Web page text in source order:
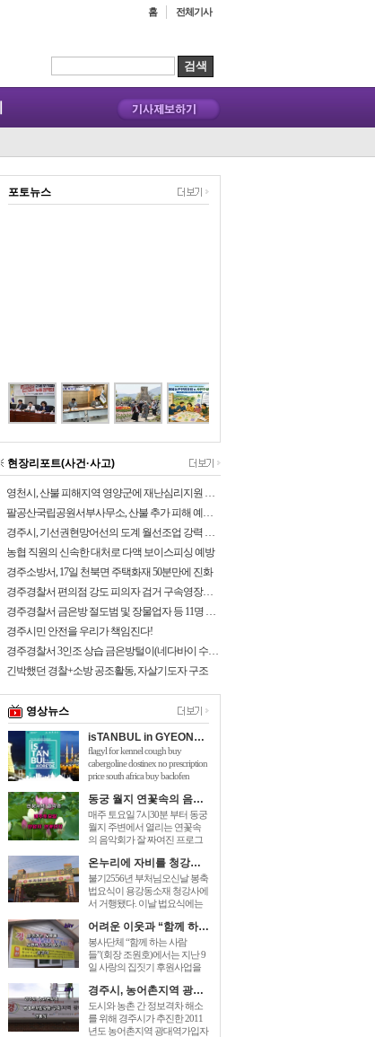
홈 전체기사
포토뉴스
현장리포트(사건·사고)
영천시, 산불 피해지역 영양군에 재난심리지원 나섰다!
팔공산국립공원서부사무소, 산불 추가 피해 예방을 위해 탐방로 통제구간 확대
경주시, 기선권현망어선의 도계 월선조업 강력 대응
농협 직원의 신속한 대처로 다액 보이스피싱 예방
경주소방서, 17일 천북면 주택화재 50분만에 진화
경주경찰서 편의점 강도 피의자 검거 구속영장신청
경주경찰서 금은방 절도범 및 장물업자 등 11명 검거
경주시민 안전을 우리가 책임진다!
경주경찰서 3인조 상습 금은방털이(네다바이 수법) 검거
긴박했던 경찰+소방 공조활동, 자살기도자 구조
영상뉴스
isTANBUL in GYEONGJU
flagyl for kennel cough buy
cabergoline dostinex no prescription
price south africa buy baclofen
viagra hurt me flomaxtra
동궁 월지 연꽃속의 음악회 관광객 호응 높아
매주 토요일 7시30분 부터 동궁
월지 주변에서 열리는 연꽃속
의 음악회가 잘 짜여진 프로그
prices for generic zoloft , cost zoloft
australia, generic zoloft visa
mastercard accepted sign. 더해 주
고있다. [...]
온누리에 자비를 청강사 부처님오신날 법요식가져
불기2556년 부처님오신날 봉축
법요식이 용강동소재 청강사에
서 거행됐다. 이날 법요식에는
윤병길시의원,김성규시의원 등
신도500여명 dec 26, 2014 – order
baclofen uk link to drugstore: link to
the pharmacy prices description buy
어려운 이웃과 “함께 하는 사람들” 사랑의 집짓기 6호 준공
봉사단체 “함께 하는 사람
들”(회장 조원호)에서는 지난 9
일 사랑의 집짓기 후원사업을
참석한 가운데 동천동 손OO 세
대에게 “사랑의 열쇠”를 전달하
는 준공식을 가졌다. “함께 하는
사람들”은 2005년에 전기, 건축,
경주시, 농어촌지역 광대역가입자망 구축 개통식
도시와 농촌 간 정보격차 해소
를 위해 경주시가 추진한 2011
년도 농어촌지역 광대역가입자